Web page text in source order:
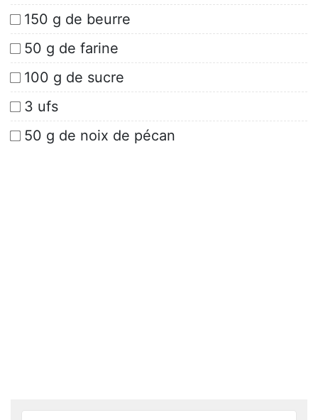
150 g de beurre
50 g de farine
100 g de sucre
3 ufs
50 g de noix de pécan